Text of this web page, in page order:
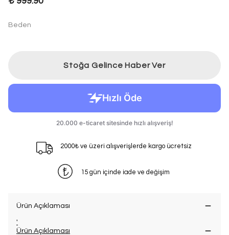
Beden
Stoğa Gelince Haber Ver
2000₺ ve üzeri alışverişlerde kargo ücretsiz
15 gün içinde iade ve değişim
Ürün Açıklaması
'
Ürün Açıklaması